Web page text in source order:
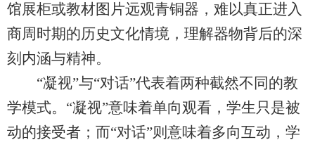
馆展柜或教材图片远观青铜器，难以真正进入
商周时期的历史文化情境，理解器物背后的深
刻内涵与精神。
“凝视”与“对话”代表着两种截然不同的教
学模式。“凝视”意味着单向观看，学生只是被
动的接受者；而“对话”则意味着多向互动，学